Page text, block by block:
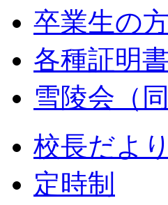
卒業生の
各種証明
雪陵会（
校長だより
定時制